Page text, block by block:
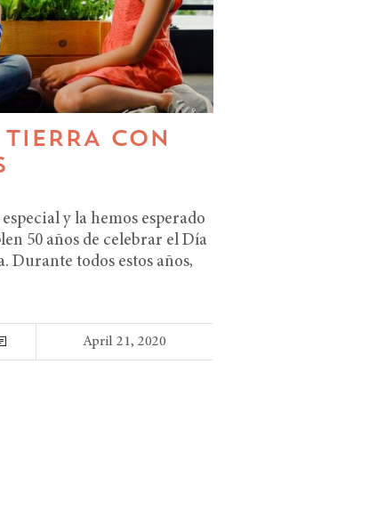
CON
y la hemos esperado
50 años de celebrar el Día
Durante todos estos años,
April 21, 2020